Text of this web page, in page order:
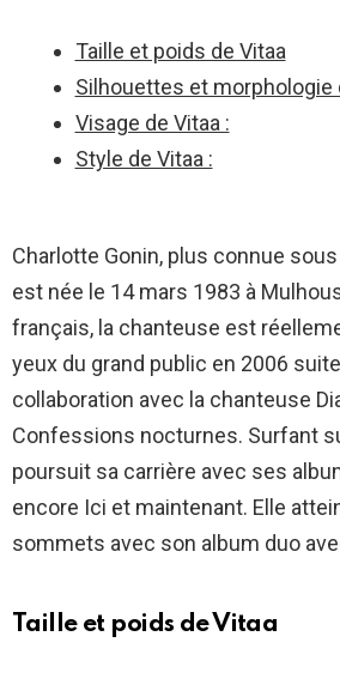
Taille et poids de Vitaa
Silhouettes et morphologie
Visage de Vitaa :
Style de Vitaa :
Charlotte Gonin, plus connue
est née le 14 mars 1983 à
français, la chanteuse est
yeux du grand public en 2006
collaboration avec la chanteuse
Confessions nocturnes. Surfant
poursuit sa carrière avec ses
encore Ici et maintenant. Elle
sommets avec son album duo
Taille et poids de Vitaa